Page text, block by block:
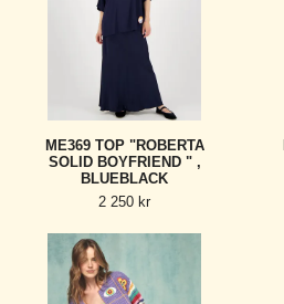
ME369 TOP "ROBERTA
SOLID BOYFRIEND " ,
BLUEBLACK
2 250 kr